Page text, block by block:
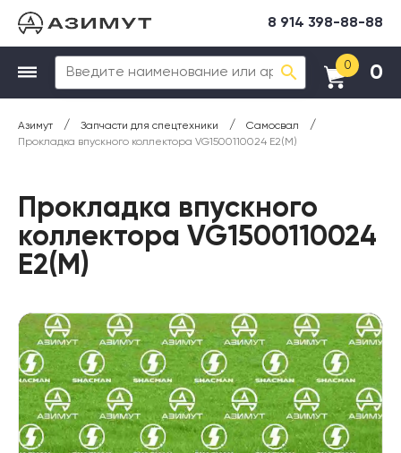
8 914 398-88-88
0 0
Азимут / Запчасти для спецтехники / Самосвал /
Прокладка впускного коллектора VG1500110024 E2(М)
Прокладка впускного
коллектора VG1500110024
E2(М)